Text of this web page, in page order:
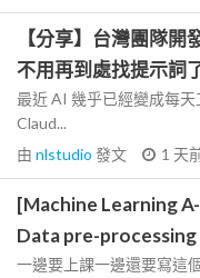
【分享】台灣團隊
不用再到處找提示詞
最近 AI 幾乎已經變成每
Claud...
由 nlstudio 發文 1 天
[Machine Learning
Data pre-processing
一邊要上課一邊還要寫這